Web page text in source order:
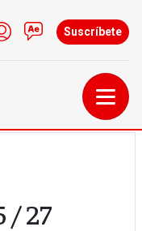
de cuenta de
Iniciar sesión
Contacto
Suscríbete
/ 27